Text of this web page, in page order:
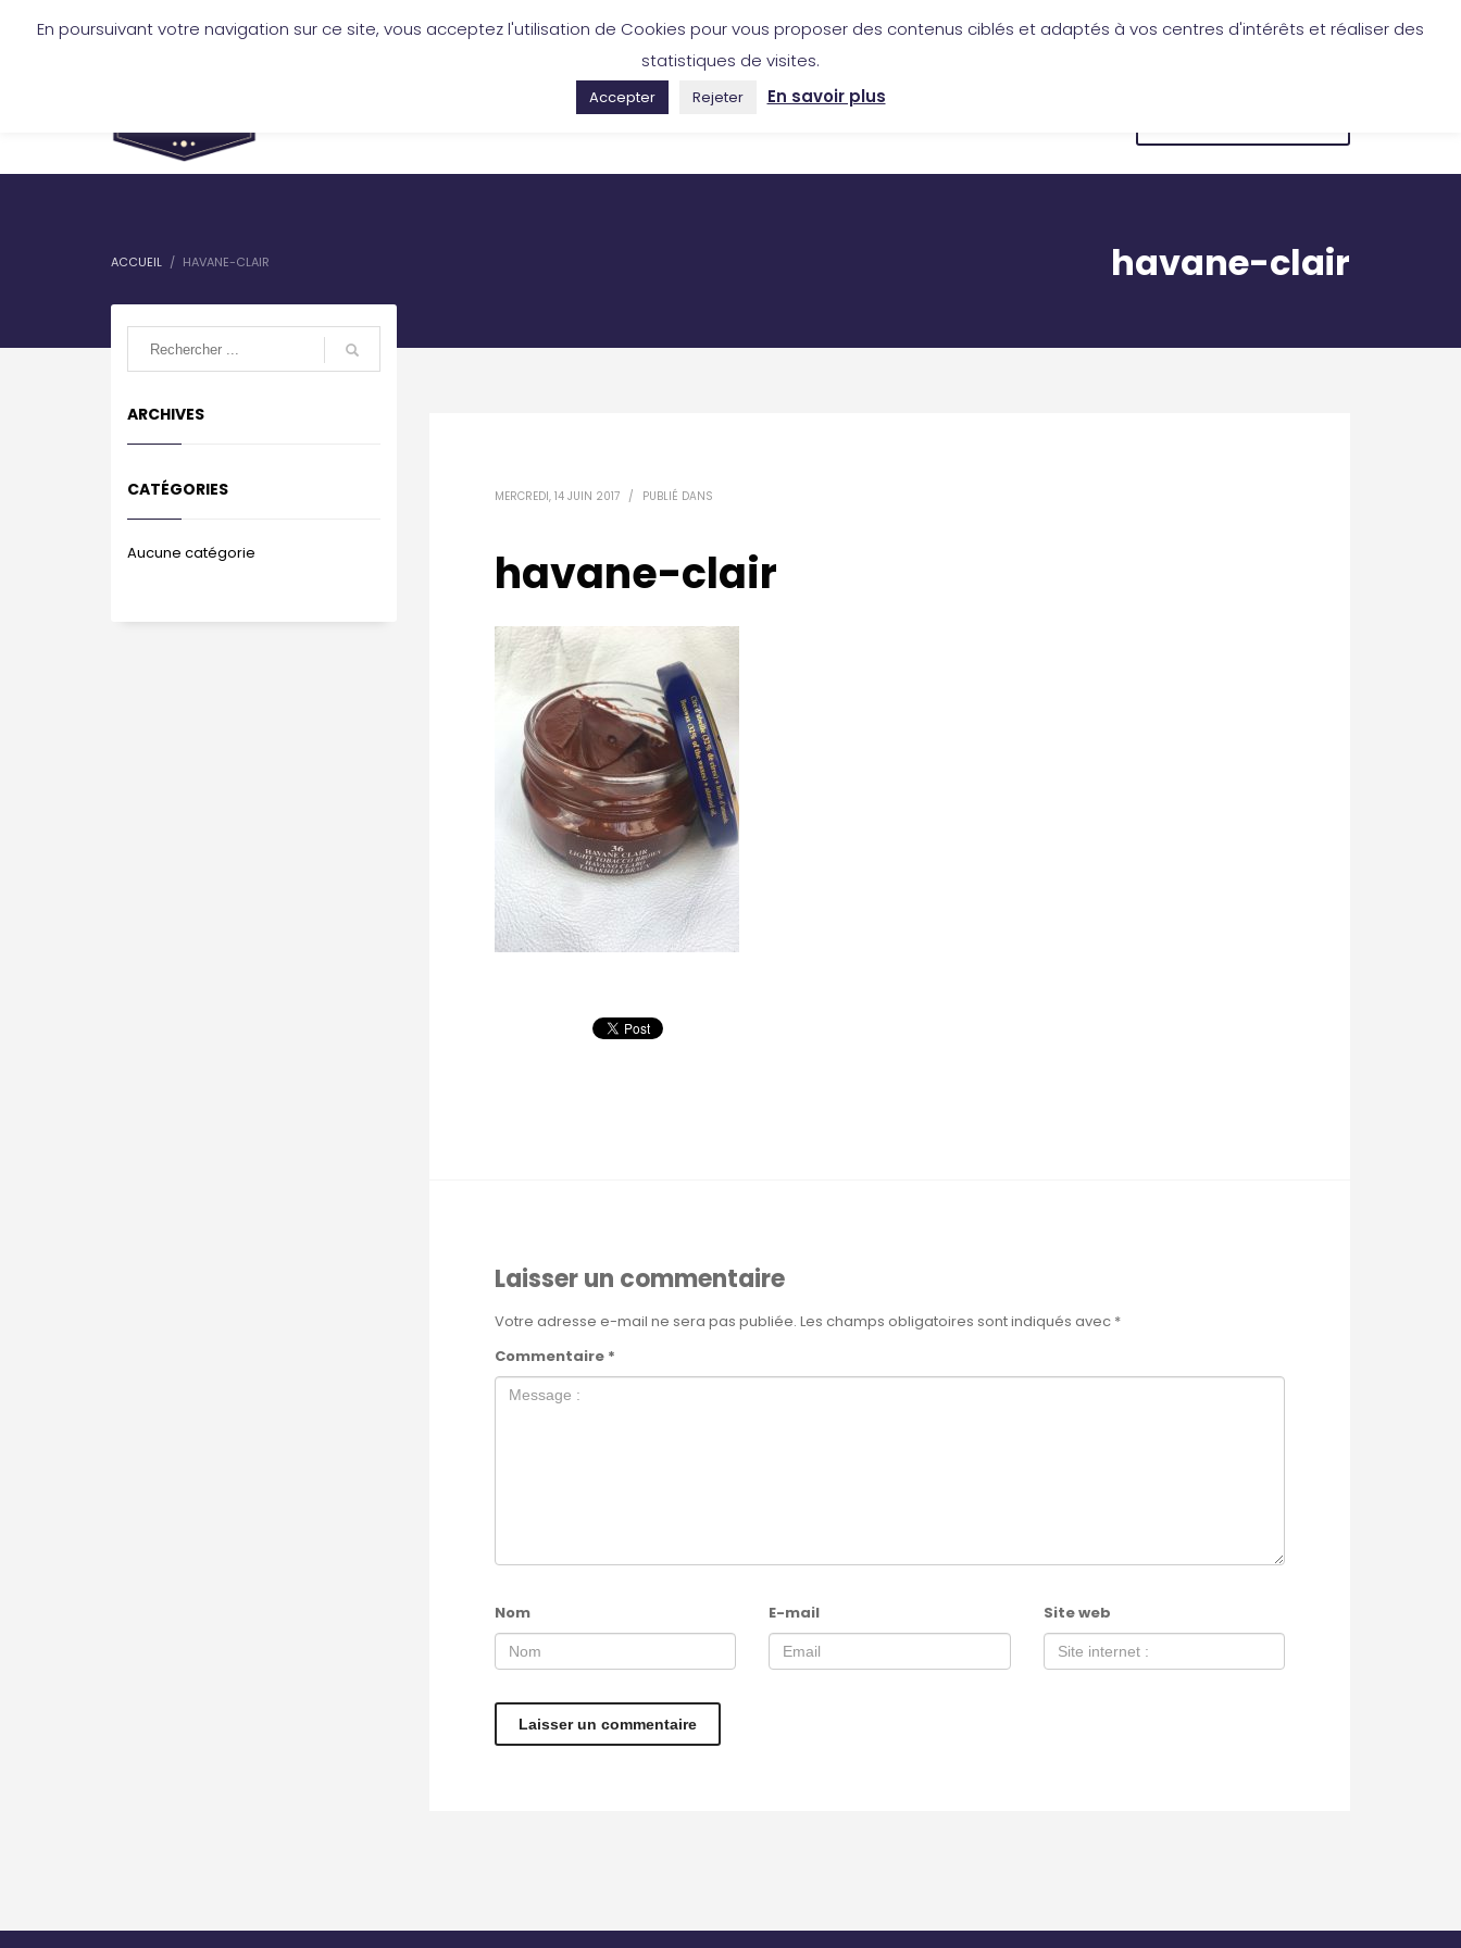
mickael.jofre@lescireurs.fr -+33 6 46 50 53 88 Boutique en ligne Application Les Cireurs Mon compte CONNEXION
COLLECTION RÉALISATIONS
ACCUEIL HAVANE-CLAIR havane-clair
MERCREDI, 14 JUIN 2017 / PUBLIÉ DANS
havane-clair
Laisser un commentaire
Votre adresse e-mail ne sera pas publiée. Les champs obligatoires sont indiqués avec *
Commentaire *
Nom E-mail Site web
ARCHIVES
CATÉGORIES
Aucune catégorie
En poursuivant votre navigation sur ce site, vous acceptez l'utilisation de Cookies pour vous proposer des contenus ciblés et adaptés à vos centres d'intérêts et réaliser des
statistiques de visites.
Accepter Rejeter En savoir plus